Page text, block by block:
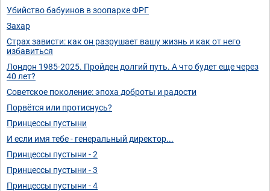
Убийство бабуинов в зоопарке ФРГ
Захар
Страх зависти: как он разрушает вашу жизнь и как от него
избавиться
Лондон 1985-2025. Пройден долгий путь. А что будет еще через
40 лет?
Советское поколение: эпоха доброты и радости
Порвётся или протиснусь?
Принцессы пустыни
И если имя тебе - генеральный директор...
Принцессы пустыни - 2
Принцессы пустыни - 3
Принцессы пустыни - 4